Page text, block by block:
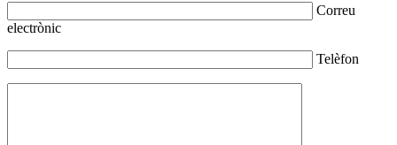
Correu
electrònic
Telèfon